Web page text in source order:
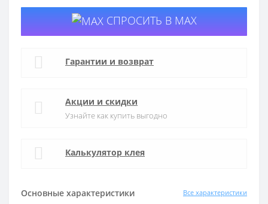
Основные характеристики Все характеристики
СПРОСИТЬ В MAX
Гарантии и возврат
Акции и скидки
Узнайте как купить выгодно
Калькулятор клея